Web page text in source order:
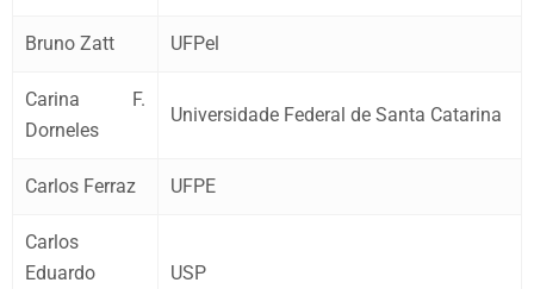
Bruno Zatt UFPel
Carina F.
Dorneles
Universidade Federal de Santa Catarina
Carlos Ferraz UFPE
Carlos
Eduardo
USP